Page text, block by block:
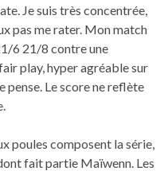
Je suis très concentrée,
pas me rater. Mon match
6 21/8 contre une
play, hyper agréable sur
pense. Le score ne reflète
poules composent la série,
fait partie Maïwenn. Les